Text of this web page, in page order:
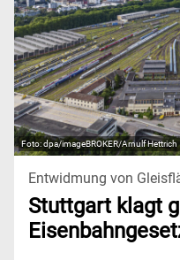
dpa/imageBROKER/Arnulf Hettrich
Entwidmung von
Stuttgart klagt